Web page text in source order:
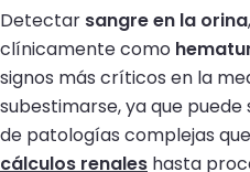
Detectar sangre en la orina
clínicamente como
signos más críticos en la
subestimarse, ya que
de patologías complejas
cálculos renales hasta